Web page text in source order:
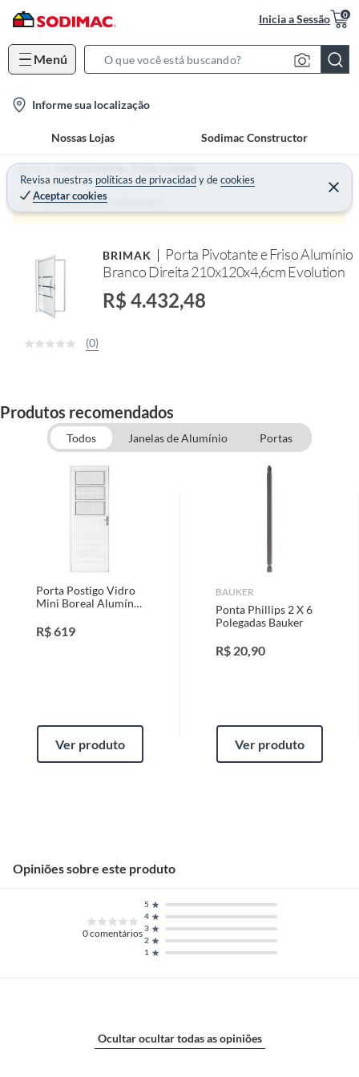
Inicia a Sessão 0
Menú
S
c
h
B
r
a
o
Informe sua localização
Nossas Lojas Sodimac Constructor
Revisa nuestras políticas de privacidadydecookies
Aceptar cookies
Home Especiais Sodimac - Portas e Janelas
Produto sem estoque :(
BRIMAK
Porta Pivotante e Friso Alumínio
Branco Direita 210x120x4,6cm Evolution
R$ 4.432,48
(0)
Produtos recomendados
Todos Janelas de Alumínio Portas
Porta Postigo Vidro
Mini Boreal Alumínio
210x80cm
R$619
Ver produto
BAUKER
Ponta Phillips 2 X 6
Polegadas Bauker
R$ 20,90
Ver produto
Opiniões sobre este produto
0comentários
1
2
3
4
5
Ocultar ocultar todas as opiniões